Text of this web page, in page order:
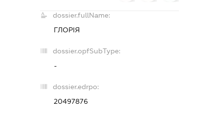
dossier.fullName:
ГЛОРІЯ
dossier.opfSubType:
-
dossier.edrpo:
20497876